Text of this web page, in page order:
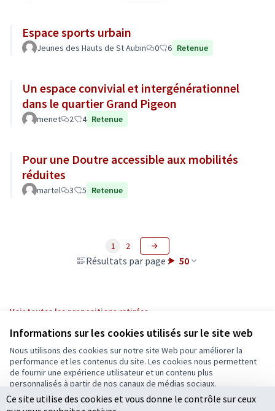
Informations sur les cookies utilisés sur le site web
Nous utilisons des cookies sur notre site Web pour améliorer la
performance et les contenus du site. Les cookies nous permettent
de fournir une expérience utilisateur et un contenu plus
personnalisés à partir de nos canaux de médias sociaux.
Tout accepter
Espace sports urbain
Jeunes des Hauts de St Aubin 0 6 Retenue
Un espace convivial et intergénérationnel
dans le quartier Grand Pigeon
menet 2 4 Retenue
Pour une Doutre accessible aux mobilités
réduites
martel 3 5 Retenue
Résultats par page : 50
1 2
Voir toutes les propositions retirées
Conditions d'utilisation
Paramètres des cookies
Ecrivons Angers sur X
(Lien externe)
Ecrivons Angers sur Facebook
(Lien externe)
Ce site utilise des cookies et vous donne le contrôle sur ceux